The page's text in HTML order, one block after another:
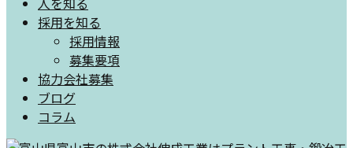
採用を知る
採用情報
募集要項
協力会社募集
ブログ
コラム